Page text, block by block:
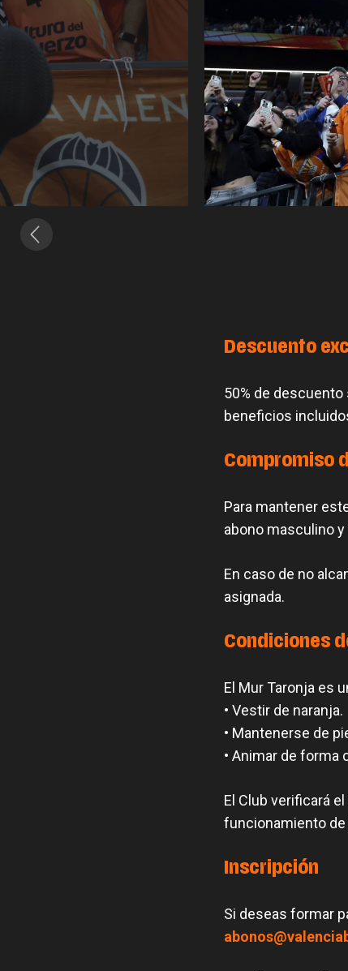
Descuento
50% de
beneficios
Compromiso
Para mantener
abono masculino
En caso de no
asignada.
Condiciones
El Mur Taronja es
• Vestir de naranja.
• Mantenerse de
• Animar de forma
El Club verificará
funcionamiento de
Inscripción
Si deseas formar